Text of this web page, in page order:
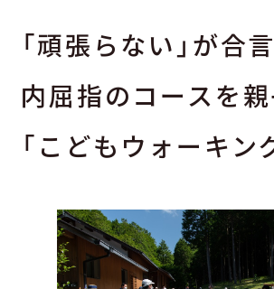
「頑張らない」が合
内屈指のコースを親
「こどもウォーキン